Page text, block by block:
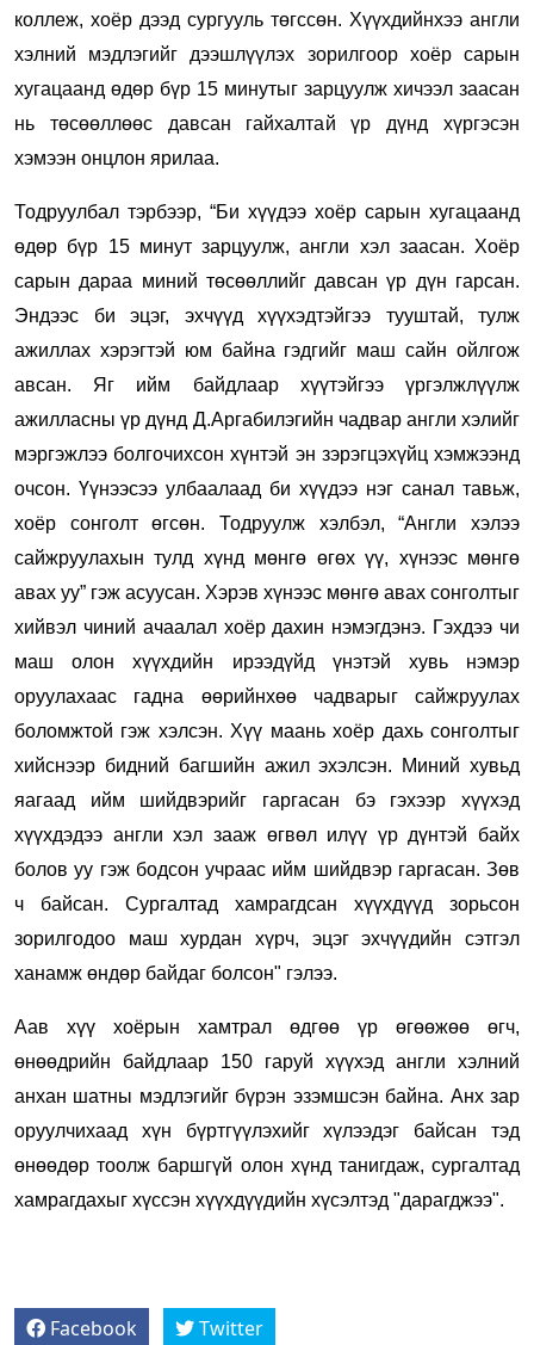
коллеж, хоёр дээд сургууль төгссөн. Хүүхдийнхээ англи
хэлний мэдлэгийг дээшлүүлэх зорилгоор хоёр сарын
хугацаанд өдөр бүр 15 минутыг зарцуулж хичээл заасан
нь төсөөллөөс давсан гайхалтай үр дүнд хүргэсэн
хэмээн онцлон ярилаа.
Тодруулбал тэрбээр, “Би хүүдээ хоёр сарын хугацаанд
өдөр бүр 15 минут зарцуулж, англи хэл заасан. Хоёр
сарын дараа миний төсөөллийг давсан үр дүн гарсан.
Эндээс би эцэг, эхчүүд хүүхэдтэйгээ тууштай, тулж
ажиллах хэрэгтэй юм байна гэдгийг маш сайн ойлгож
авсан. Яг ийм байдлаар хүүтэйгээ үргэлжлүүлж
ажилласны үр дүнд Д.Аргабилэгийн чадвар англи хэлийг
мэргэжлээ болгочихсон хүнтэй эн зэрэгцэхүйц хэмжээнд
очсон. Үүнээсээ улбаалаад би хүүдээ нэг санал тавьж,
хоёр сонголт өгсөн. Тодруулж хэлбэл, “Англи хэлээ
сайжруулахын тулд хүнд мөнгө өгөх үү, хүнээс мөнгө
авах уу” гэж асуусан. Хэрэв хүнээс мөнгө авах сонголтыг
хийвэл чиний ачаалал хоёр дахин нэмэгдэнэ. Гэхдээ чи
маш олон хүүхдийн ирээдүйд үнэтэй хувь нэмэр
оруулахаас гадна өөрийнхөө чадварыг сайжруулах
боломжтой гэж хэлсэн. Хүү маань хоёр дахь сонголтыг
хийснээр бидний багшийн ажил эхэлсэн. Миний хувьд
яагаад ийм шийдвэрийг гаргасан бэ гэхээр хүүхэд
хүүхдэдээ англи хэл зааж өгвөл илүү үр дүнтэй байх
болов уу гэж бодсон учраас ийм шийдвэр гаргасан. Зөв
ч байсан. Сургалтад хамрагдсан хүүхдүүд зорьсон
зорилгодоо маш хурдан хүрч, эцэг эхчүүдийн сэтгэл
ханамж өндөр байдаг болсон" гэлээ.
Аав хүү хоёрын хамтрал өдгөө үр өгөөжөө өгч,
өнөөдрийн байдлаар 150 гаруй хүүхэд англи хэлний
анхан шатны мэдлэгийг бүрэн эзэмшсэн байна. Анх зар
оруулчихаад хүн бүртгүүлэхийг хүлээдэг байсан тэд
өнөөдөр тоолж баршгүй олон хүнд танигдаж, сургалтад
хамрагдахыг хүссэн хүүхдүүдийн хүсэлтэд "дарагджээ".
Facebook Twitter